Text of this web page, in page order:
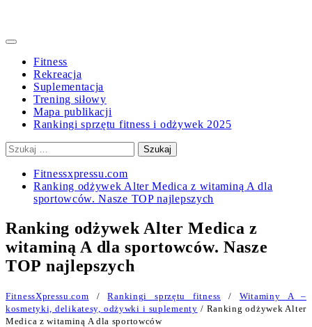
Primary
Fitness
Rekreacja
Suplementacja
Trening siłowy
Mapa publikacji
Rankingi sprzętu fitness i odżywek 2025
Szukaj:
Fitnessxpressu.com
Ranking odżywek Alter Medica z witaminą A dla
sportowców. Nasze TOP najlepszych
Ranking odżywek Alter Medica z
witaminą A dla sportowców. Nasze
TOP najlepszych
FitnessXpressu.com /Rankingi sprzętu fitness / Witaminy A –
kosmetyki, delikatesy, odżywki i suplementy / Ranking odżywek Alter
Medica z witaminą A dla sportowców